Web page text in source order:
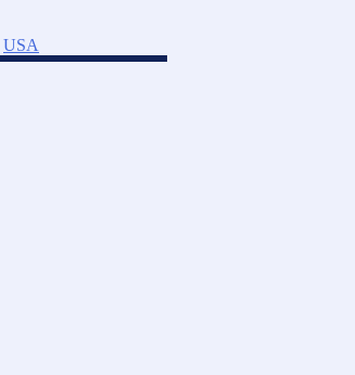
USA